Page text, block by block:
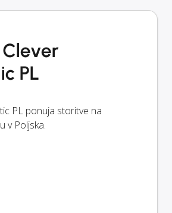
PL
PL ponuja storitve na
v Poljska.